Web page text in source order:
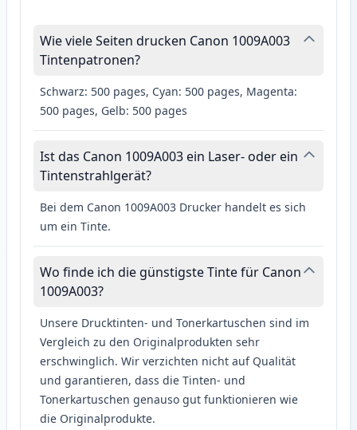
Wie viele Seiten drucken Canon 1009A003
Tintenpatronen?
Schwarz: 500 pages, Cyan: 500 pages, Magenta:
500 pages, Gelb: 500 pages
Ist das Canon 1009A003 ein Laser- oder ein
Tintenstrahlgerät?
Bei dem Canon 1009A003 Drucker handelt es sich
um ein Tinte.
Wo finde ich die günstigste Tinte für Canon
1009A003?
Unsere Drucktinten- und Tonerkartuschen sind im
Vergleich zu den Originalprodukten sehr
erschwinglich. Wir verzichten nicht auf Qualität
und garantieren, dass die Tinten- und
Tonerkartuschen genauso gut funktionieren wie
die Originalprodukte.